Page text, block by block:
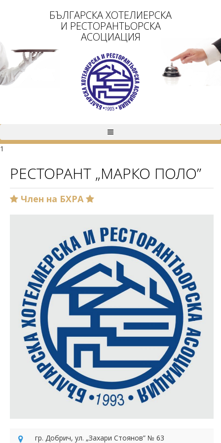
БЪЛГАРСКА ХОТЕЛИЕРСКА
И РЕСТОРАНТЬОРСКА
АСОЦИАЦИЯ
1
РЕСТОРАНТ „МАРКО ПОЛО”
Член на БХРА
гр. Добрич, ул. „Захари Стоянов” № 63